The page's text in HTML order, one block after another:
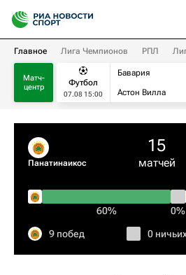
Главное Лига Чемпионов РПЛ
Матч-
центр
Футбол
07.08 15:00
Бавария
Астон Вилла
Панатинаикос
15
матчей
60% 0%
9 побед 0